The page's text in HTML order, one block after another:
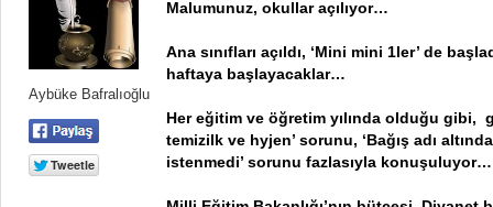
Aybüke Bafralıoğlu
Malumunuz, okullar açılıyor…
Ana sınıfları açıldı, ‘Mini mini 1ler’ de
haftaya başlayacaklar…
Her eğitim ve öğretim yılında olduğu gibi,
temizilk ve hyjen’ sorunu, ‘Bağış adı
istenmedi’ sorunu fazlasıyla konuşuluyor…